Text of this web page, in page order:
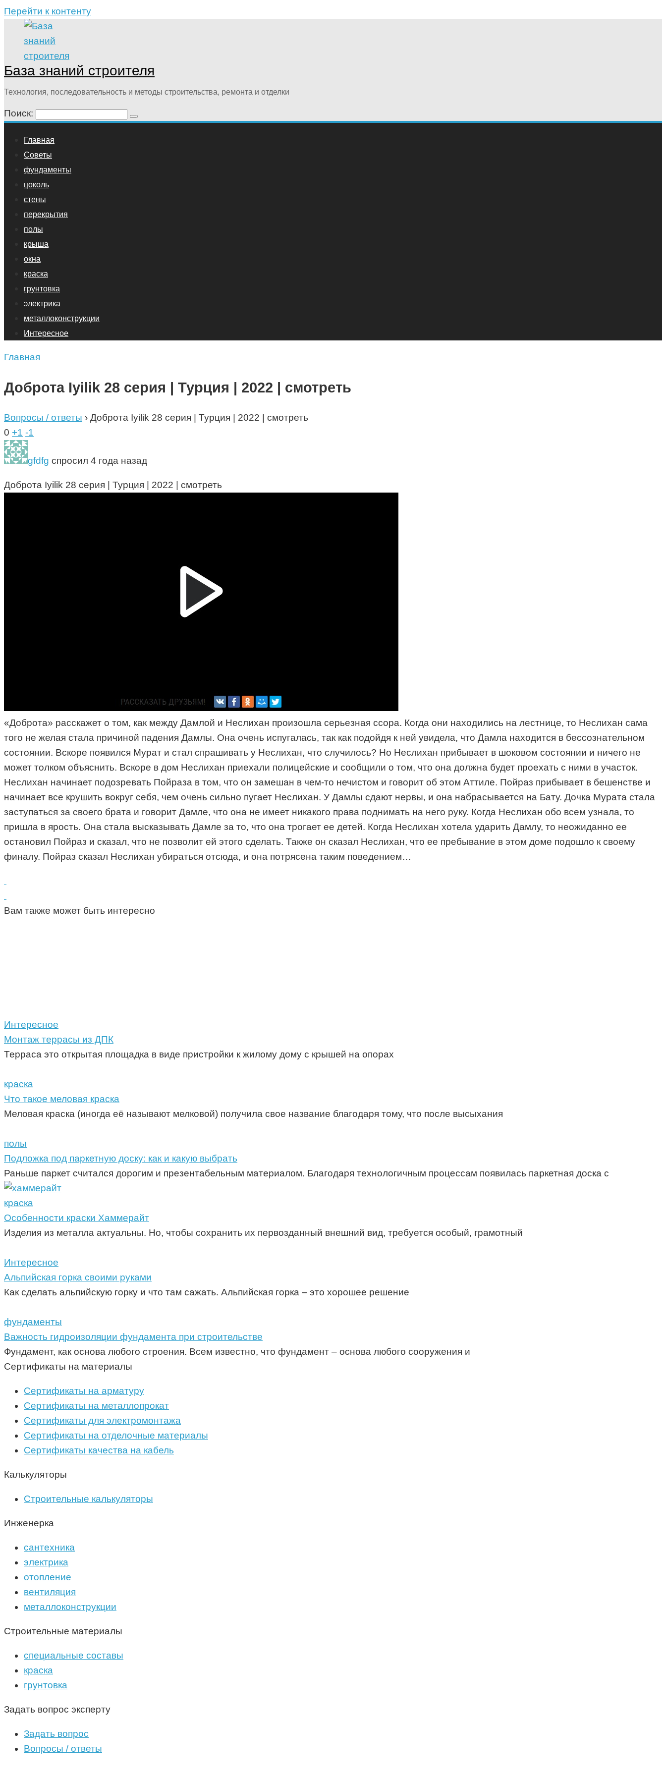
Перейти к контенту
База знаний строителя
Технология, последовательность и методы строительства, ремонта и отделки
Поиск:
Главная
Советы
фундаменты
цоколь
стены
перекрытия
полы
крыша
окна
краска
грунтовка
электрика
металлоконструкции
Интересное
Главная
Доброта Iyilik 28 серия | Турция | 2022 | смотреть
Вопросы / ответы › Доброта Iyilik 28 серия | Турция | 2022 | смотреть
0 +1 -1
gfdfg спросил 4 года назад
Доброта Iyilik 28 серия | Турция | 2022 | смотреть
«Доброта» расскажет о том, как между Дамлой и Неслихан произошла серьезная ссора. Когда они находились на лестнице, то Неслихан сама
того не желая стала причиной падения Дамлы. Она очень испугалась, так как подойдя к ней увидела, что Дамла находится в бессознательном
состоянии. Вскоре появился Мурат и стал спрашивать у Неслихан, что случилось? Но Неслихан прибывает в шоковом состоянии и ничего не
может толком объяснить. Вскоре в дом Неслихан приехали полицейские и сообщили о том, что она должна будет проехать с ними в участок.
Неслихан начинает подозревать Пойраза в том, что он замешан в чем-то нечистом и говорит об этом Аттиле. Пойраз прибывает в бешенстве и
начинает все крушить вокруг себя, чем очень сильно пугает Неслихан. У Дамлы сдают нервы, и она набрасывается на Бату. Дочка Мурата стала
заступаться за своего брата и говорит Дамле, что она не имеет никакого права поднимать на него руку. Когда Неслихан обо всем узнала, то
пришла в ярость. Она стала высказывать Дамле за то, что она трогает ее детей. Когда Неслихан хотела ударить Дамлу, то неожиданно ее
остановил Пойраз и сказал, что не позволит ей этого сделать. Также он сказал Неслихан, что ее пребывание в этом доме подошло к своему
финалу. Пойраз сказал Неслихан убираться отсюда, и она потрясена таким поведением…
Вам также может быть интересно
Интересное
Монтаж террасы из ДПК
Терраса это открытая площадка в виде пристройки к жилому дому с крышей на опорах
краска
Что такое меловая краска
Меловая краска (иногда её называют мелковой) получила свое название благодаря тому, что после высыхания
полы
Подложка под паркетную доску: как и какую выбрать
Раньше паркет считался дорогим и презентабельным материалом. Благодаря технологичным процессам появилась паркетная доска с
краска
Особенности краски Хаммерайт
Изделия из металла актуальны. Но, чтобы сохранить их первозданный внешний вид, требуется особый, грамотный
Интересное
Альпийская горка своими руками
Как сделать альпийскую горку и что там сажать. Альпийская горка – это хорошее решение
фундаменты
Важность гидроизоляции фундамента при строительстве
Фундамент, как основа любого строения. Всем известно, что фундамент – основа любого сооружения и
Сертификаты на материалы
Сертификаты на арматуру
Сертификаты на металлопрокат
Сертификаты для электромонтажа
Сертификаты на отделочные материалы
Сертификаты качества на кабель
Калькуляторы
Строительные калькуляторы
Инженерка
сантехника
электрика
отопление
вентиляция
металлоконструкции
Строительные материалы
специальные составы
краска
грунтовка
Задать вопрос эксперту
Задать вопрос
Вопросы / ответы